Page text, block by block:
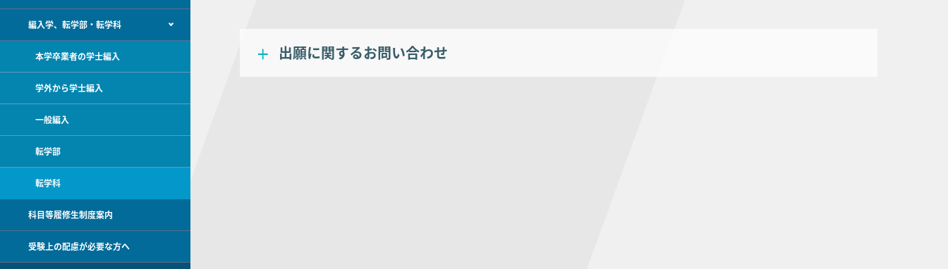
編入学、転学部・転学科
本学卒業者の学士編入
学外から学士編入
一般編入
転学部
転学科
科目等履修生制度案内
受験上の配慮が必要な方へ
出願に関するお問い合わせ